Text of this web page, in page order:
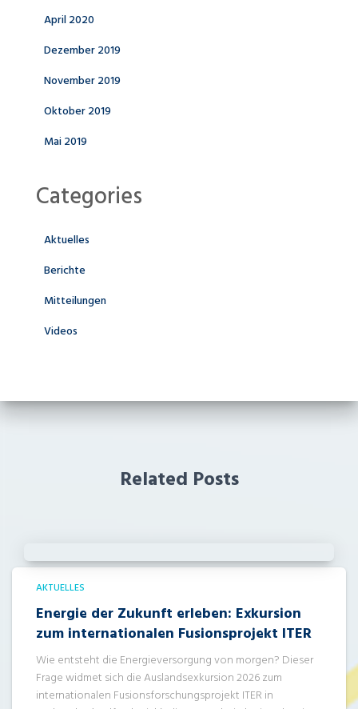
April 2020
Dezember 2019
November 2019
Oktober 2019
Mai 2019
Categories
Aktuelles
Berichte
Mitteilungen
Videos
Related Posts
AKTUELLES
Energie der Zukunft erleben: Exkursion
zum internationalen Fusionsprojekt ITER
Wie entsteht die Energieversorgung von morgen? Dieser
Frage widmet sich die Auslandsexkursion 2026 zum
internationalen Fusionsforschungsprojekt ITER in